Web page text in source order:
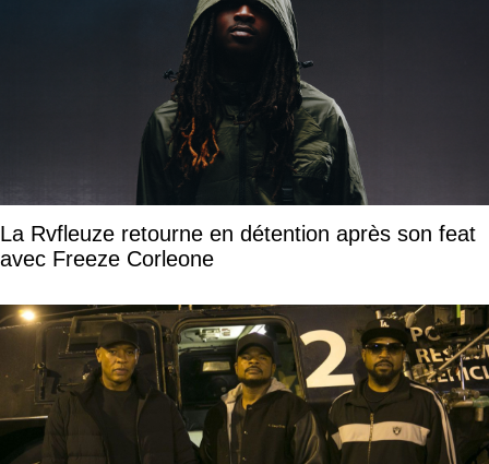
La Rvfleuze retourne en détention après son feat
avec Freeze Corleone